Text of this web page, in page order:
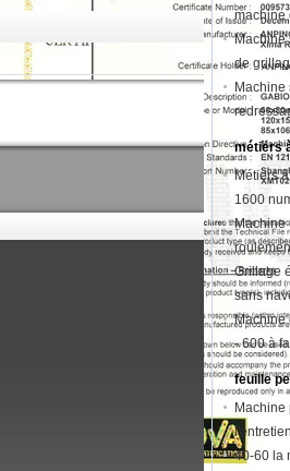
machine
Machine
de
Machine
métiers
Métiers
1600
Machine
Grillage
sans
Machine
- 600 à
feuille
Machine
40-60 la